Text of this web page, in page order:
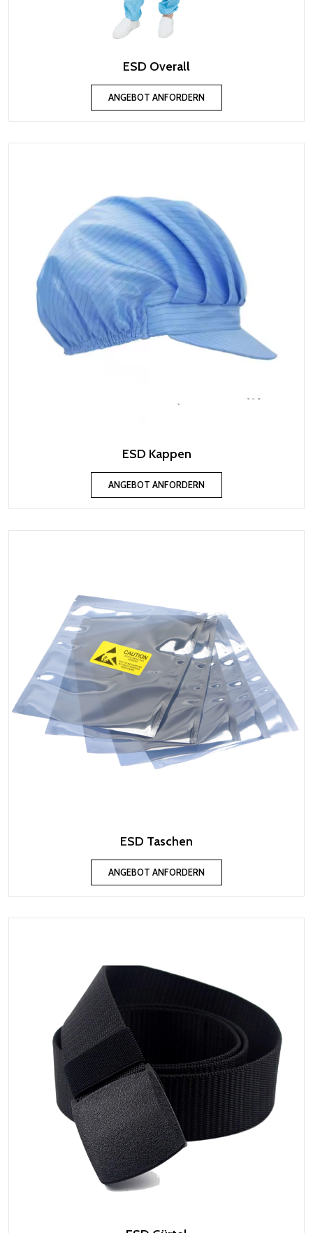
ESD Overall
ANGEBOT ANFORDERN
ESD Kappen
ANGEBOT ANFORDERN
ESD Taschen
ANGEBOT ANFORDERN